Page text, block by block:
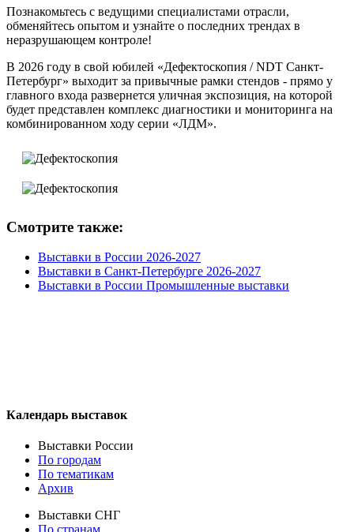
Познакомьтесь с ведущими специалистами отрасли,
обменяйтесь опытом и узнайте о последних трендах в
неразрушающем контроле!
В 2026 году в свой юбилей «Дефектоскопия / NDT Санкт-
Петербург» выходит за привычные рамки стендов - прямо у
главного входа развернется уличная экспозиция, на которой
будет представлен комплекс диагностики и мониторинга на
комбинированном ходу серии «ЛДМ».
Смотрите также:
Выставки в России 2026-2027
Выставки в Санкт-Петербурге 2026-2027
Выставки в России Промышленные выставки
Календарь выставок
Выставки России
По городам
По тематикам
Архив
Выставки СНГ
По странам